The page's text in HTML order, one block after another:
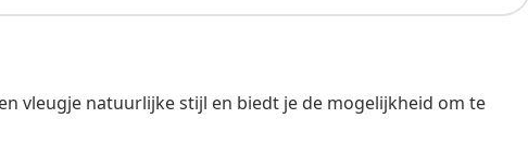
vleugje natuurlijke stijl en biedt je de mogelijkheid om te